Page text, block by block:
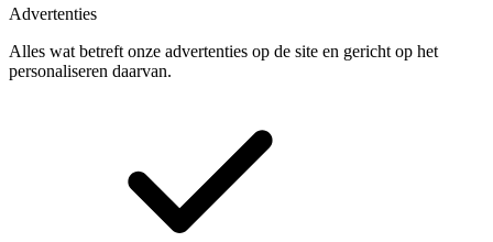
Advertenties
Alles wat betreft onze advertenties op de site en gericht op het
personaliseren daarvan.